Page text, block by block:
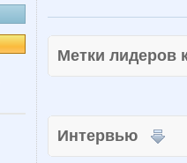
Метки
Интервью